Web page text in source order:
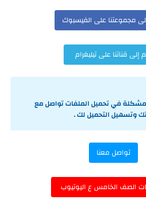
مجموعتنا على الفيسبوك
إلى قناتنا على تيليغرام
مشكلة في تحميل الملفات تواصل مع
وتسهيل التحميل لك .
تواصل معنا
الصف الخامس ع اليوتيوب